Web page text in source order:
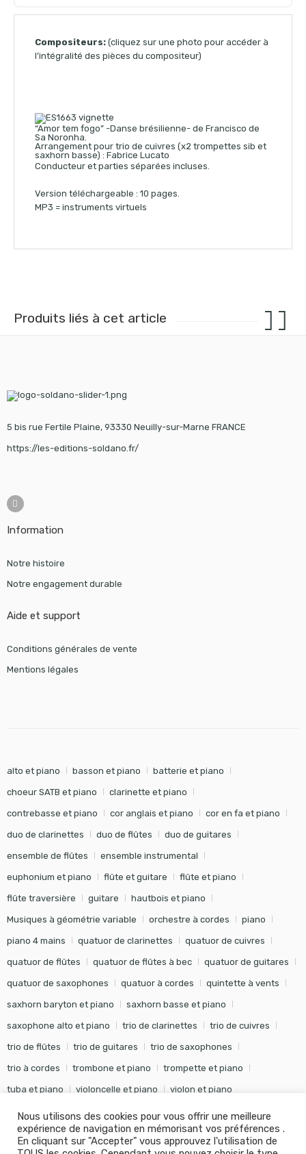
Compositeurs: (cliquez sur une photo pour accéder à
l’intégralité des pièces du compositeur)
“Amor tem fogo” -Danse brésilienne- de Francisco de
Sa Noronha.
Arrangement pour trio de cuivres (x2 trompettes sib et
saxhorn basse) : Fabrice Lucato
Conducteur et parties séparées incluses.
Version téléchargeable : 10 pages.
MP3 = instruments virtuels
Produits liés à cet article
5 bis rue Fertile Plaine, 93330 Neuilly-sur-Marne FRANCE
https://les-editions-soldano.fr/
Information
Notre histoire
Notre engagement durable
Aide et support
Conditions générales de vente
Mentions légales
alto et piano basson et piano batterie et piano
choeur SATB et piano clarinette et piano
contrebasse et piano cor anglais et piano cor en fa et piano
duo de clarinettes duo de flûtes duo de guitares
ensemble de flûtes ensemble instrumental
euphonium et piano flûte et guitare flûte et piano
flûte traversière guitare hautbois et piano
Musiques à géométrie variable orchestre à cordes piano
piano 4 mains quatuor de clarinettes quatuor de cuivres
quatuor de flûtes quatuor de flûtes à bec quatuor de guitares
quatuor de saxophones quatuor à cordes quintette à vents
saxhorn baryton et piano saxhorn basse et piano
saxophone alto et piano trio de clarinettes trio de cuivres
trio de flûtes trio de guitares trio de saxophones
trio à cordes trombone et piano trompette et piano
tuba et piano violoncelle et piano violon et piano
Nous utilisons des cookies pour vous offrir une meilleure
expérience de navigation en mémorisant vos préférences .
En cliquant sur "Accepter" vous approuvez l'utilisation de